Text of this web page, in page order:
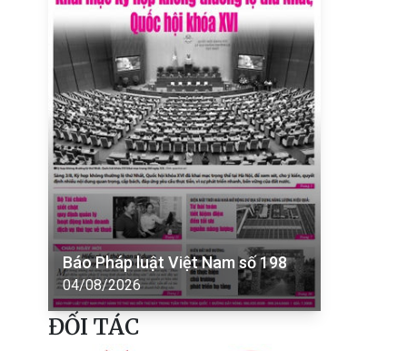
Báo Pháp luật Việt Nam số 198
04/08/2026
ĐỐI TÁC